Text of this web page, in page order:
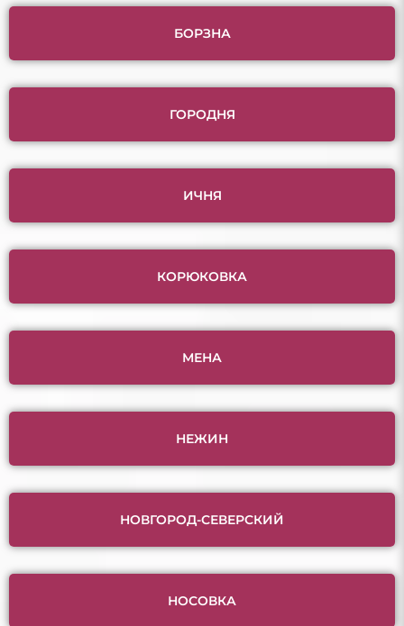
БОРЗНА
ГОРОДНЯ
ИЧНЯ
КОРЮКОВКА
МЕНА
НЕЖИН
НОВГОРОД-СЕВЕРСКИЙ
НОСОВКА